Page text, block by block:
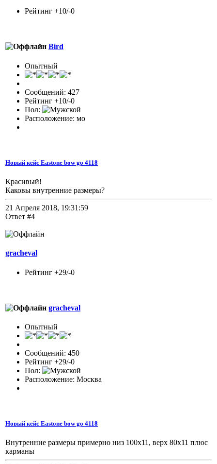
Рейтинг +10/-0
Bird
Опытный
Сообщений: 427
Рейтинг +10/-0
Пол:
Расположение: мо
Новый кейс Eastone bow go 4118
Красивый!
Каковы внутренние размеры?
21 Апреля 2018, 19:31:59
Ответ #4
gracheval
Рейтинг +29/-0
gracheval
Опытный
Сообщений: 450
Рейтинг +29/-0
Пол:
Расположение: Москва
Новый кейс Eastone bow go 4118
Внутренние размеры примерно низ 100х11, верх 80х11 плюс
карманы